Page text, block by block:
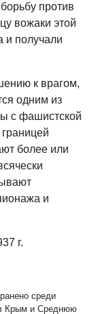
против
вожаки этой
и получали
к врагом,
одним из
с фашистской
более или
и
г.
среди
Крым и Среднюю